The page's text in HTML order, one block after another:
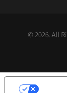
© 2026. All